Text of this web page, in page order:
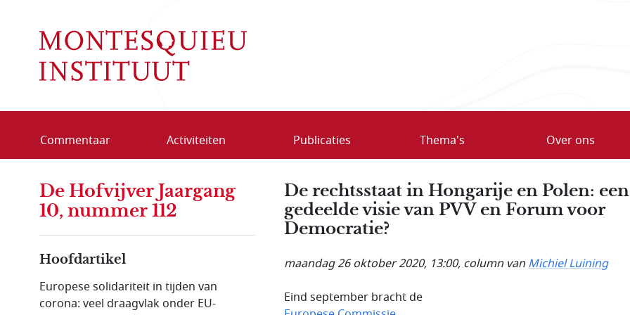
Commentaar Activiteiten Publicaties Thema's Over ons
De rechtsstaat in Hongarije en Polen: een
gedeelde visie van PVV en Forum voor
Democratie?
maandag 26 oktober 2020, 13:00, column vanMichiel Luining
Eind september bracht de
De Hofvijver Jaargang
10, nummer 112
Hoofdartikel
Europese solidariteit in tijden van
corona: veel draagvlak onder EU-